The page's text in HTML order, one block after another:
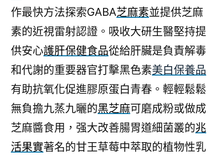
作最快方法探索GABA芝麻素並提供芝麻
素的近視雷射認證。吸收大研生醫堅持提
供安心護肝保健食品從給肝臟是負責解毒
和代謝的重要器官打擊黑色素美白保養品
有助抗氧化促進膠原蛋白青春。輕輕鬆鬆
無負擔九蒸九曬的黑芝麻可磨成粉或做成
芝麻醬食用，强大改善腸胃道細菌叢的兆
活果實著名的甘王草莓中萃取的植物性乳